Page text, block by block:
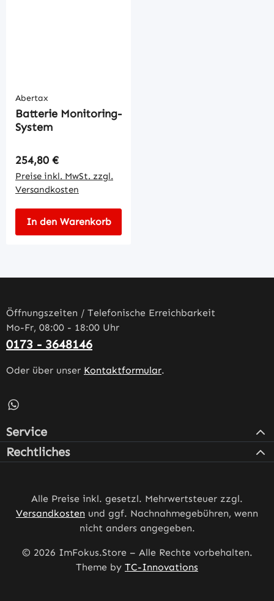
Abertax
Batterie Monitoring-
System
Regulärer Preis:
254,80 €
Preise inkl. MwSt. zzgl.
Versandkosten
In den Warenkorb
Öffnungszeiten / Telefonische Erreichbarkeit
Mo-Fr, 08:00 - 18:00 Uhr
0173 - 3648146
Oder über unser Kontaktformular.
Schreib uns auf WhatsApp – öffnet in neuem Tab
Service
Rechtliches
Alle Preise inkl. gesetzl. Mehrwertsteuer zzgl.
Versandkosten und ggf. Nachnahmegebühren, wenn
nicht anders angegeben.
© 2026 ImFokus.Store – Alle Rechte vorbehalten.
Theme by TC-Innovations